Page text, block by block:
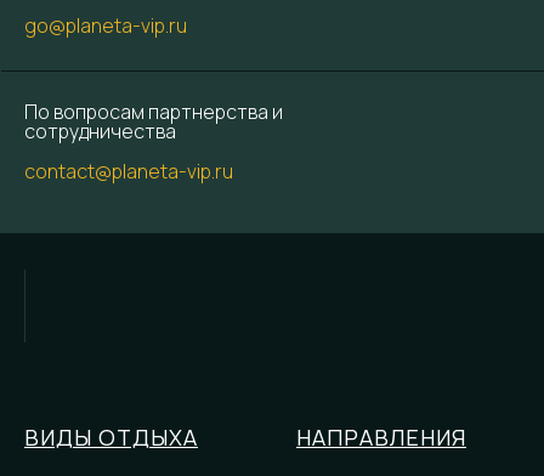
go@planeta-vip.ru
По вопросам партнерства и
сотрудничества
contact@planeta-vip.ru
ВИДЫ ОТДЫХА НАПРАВЛЕНИЯ